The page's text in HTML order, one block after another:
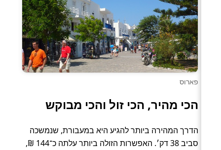
פארוס
הכי מהיר, הכי זול והכי מבוקש
הדרך המהירה ביותר להגיע היא במעבורת, שנמשכה
סביב 38 דק׳. האפשרות הזולה ביותר עלתה כ־144 ₪,